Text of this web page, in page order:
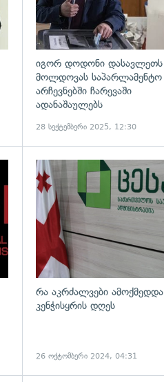
იგორ დოდონი დასავლეთს
მოლდოვას საპარლამენტო
არჩევნებში ჩარევაში
ადანაშაულებს
28 სექტემბერი 2025, 12:30
გადახედვა
რა აკრძალვები ამოქმედდა
კენჭისყრის დღეს
26 ოქტომბერი 2024, 04:31